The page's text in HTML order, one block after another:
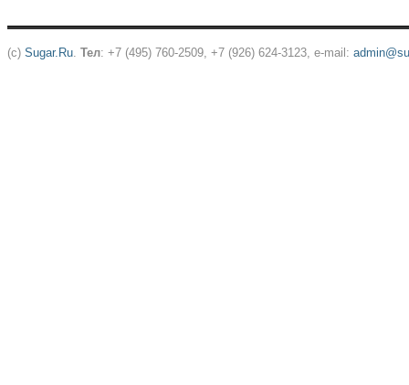
(c) Sugar.Ru. Тел: +7 (495) 760-2509, +7 (926) 624-3123, e-mail: